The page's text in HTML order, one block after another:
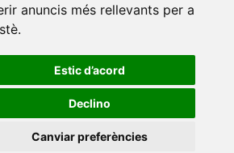
anuncis més rellevants per a
.
Estic d’acord
Declino
Canviar preferències